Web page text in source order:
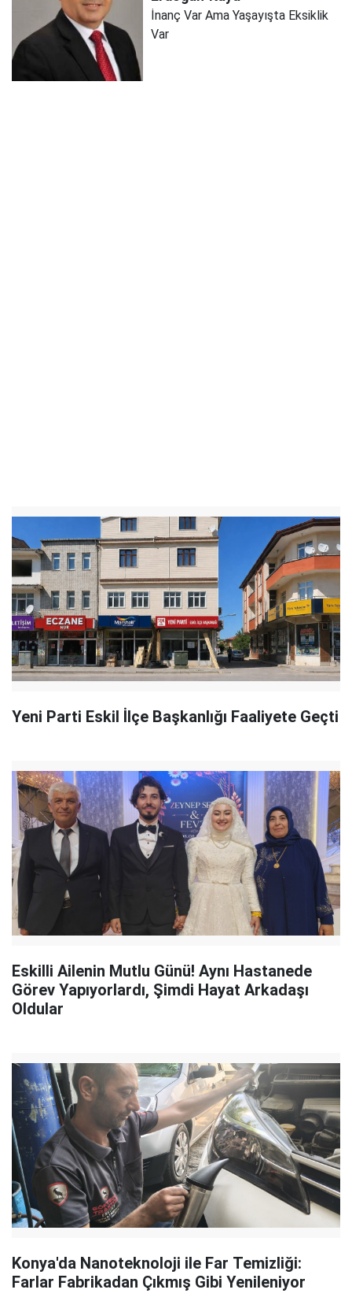
İnanç Var Ama Yaşayışta Eksiklik
Var
Yeni Parti Eskil İlçe Başkanlığı Faaliyete Geçti
Eskilli Ailenin Mutlu Günü! Aynı Hastanede
Görev Yapıyorlardı, Şimdi Hayat Arkadaşı
Oldular
Konya'da Nanoteknoloji ile Far Temizliği:
Farlar Fabrikadan Çıkmış Gibi Yenileniyor